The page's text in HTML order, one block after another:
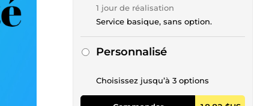
1 jour de réalisation
Service basique, sans option.
Personnalisé
Choisissez jusqu’à 3 options